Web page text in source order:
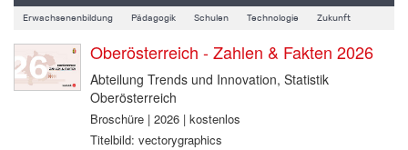
Erwachsenenbildung Pädagogik Schulen Technologie Zukunft
Oberösterreich - Zahlen & Fakten 2026
Abteilung Trends und Innovation, Statistik
Oberösterreich
Broschüre | 2026 | kostenlos
Titelbild: vectorygraphics